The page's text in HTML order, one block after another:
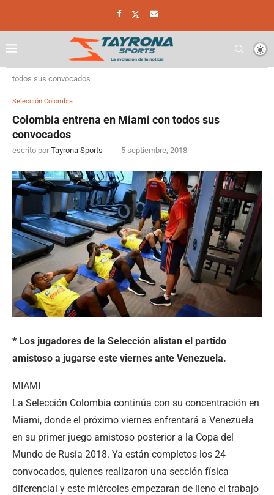
todos sus convocados
Selección Colombia
Colombia entrena en Miami con todos sus
convocados
escrito por Tayrona Sports 5 septiembre, 2018
* Los jugadores de la Selección alistan el partido
amistoso a jugarse este viernes ante Venezuela.
MIAMI
La Selección Colombia continúa con su concentración en
Miami, donde el próximo viernes enfrentará a Venezuela
en su primer juego amistoso posterior a la Copa del
Mundo de Rusia 2018. Ya están completos los 24
convocados, quienes realizaron una sección física
diferencial y este miércoles empezaran de lleno el trabajo